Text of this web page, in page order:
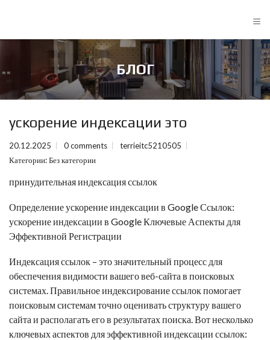
≡
БЛОГ
ускорение индексации это
20.12.2025 0 comments
terrieitc5210505
Категории:Без категории
принудительная индексация ссылок
Определениеускорение индексации в GoogleСсылок:
ускорение индексации в GoogleКлючевые Аспекты для
Эффективной Регистрации
Индексация ссылок – это значительный процесс для
обеспечения видимости вашего веб-сайта в поисковых
системах. Правильное индексирование ссылок помогает
поисковым системам точно оценивать структуру вашего
сайта и располагать его в результатах поиска. Вот несколько
ключевых аспектов для эффективной индексации ссылок: